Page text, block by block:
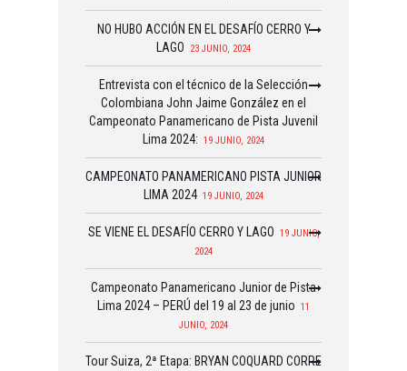
NO HUBO ACCIÓN EN EL DESAFÍO CERRO Y
LAGO
23 JUNIO, 2024
Entrevista con el técnico de la Selección
Colombiana John Jaime González en el
Campeonato Panamericano de Pista Juvenil
Lima 2024: 19 JUNIO, 2024
CAMPEONATO PANAMERICANO PISTA JUNIOR
LIMA 2024 19 JUNIO, 2024
SE VIENE EL DESAFÍO CERRO Y LAGO 19 JUNIO,
2024
Campeonato Panamericano Junior de Pista
Lima 2024 – PERÚ del 19 al 23 de junio 11
JUNIO, 2024
Tour Suiza, 2ª Etapa: BRYAN COQUARD CORRE